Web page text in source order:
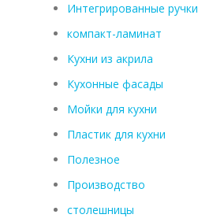
Интегрированные ручки
компакт-ламинат
Кухни из акрила
Кухонные фасады
Мойки для кухни
Пластик для кухни
Полезное
Производство
столешницы